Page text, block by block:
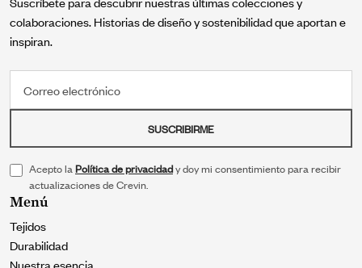
colaboraciones. Historias de diseño y sostenibilidad que aportan e
inspiran.
SUSCRIBIRME
Acepto laPolítica de privacidady doy mi consentimiento para recibir
actualizaciones de Crevin.
Menú
Tejidos
Durabilidad
Nuestra esencia